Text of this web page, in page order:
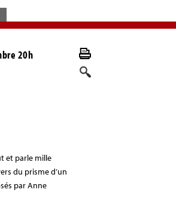
20h
et parle mille
du prisme d’un
par Anne